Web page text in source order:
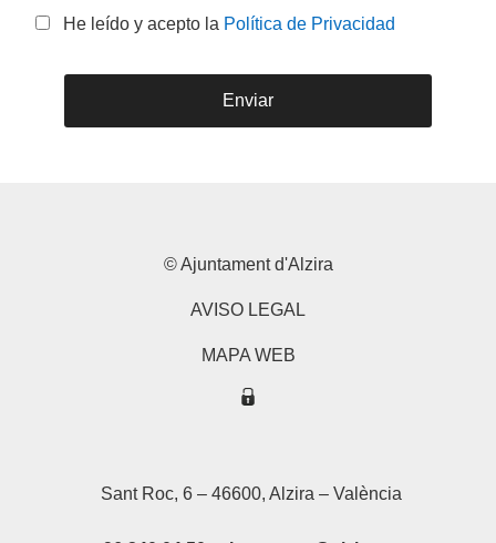
He leído y acepto la Política de Privacidad
© Ajuntament d'Alzira
AVISO LEGAL
MAPA WEB
Sant Roc, 6 – 46600, Alzira – València